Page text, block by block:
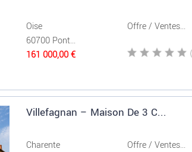
Oise
60700 Pont...
161 000,00 €
Offre / Ventes...
Villefagnan – Maison De 3 C...
Charente
Offre / Ventes...